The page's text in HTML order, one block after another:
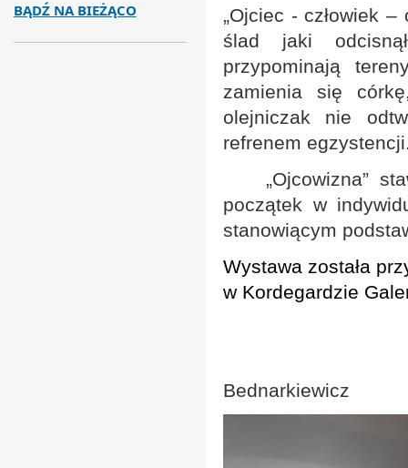
„Ojciec - człowiek
ślad jaki
przypominają
zamienia się
olejniczak nie
refrenem
„Ojcowizna”
początek w
stanowiącym
Wystawa została
w Kordegardzie
Bednarkiewicz
BĄDŹ NA BIEŻĄCO